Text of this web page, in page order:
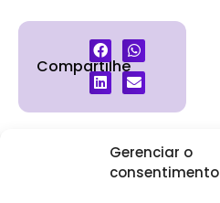
Gerenciar o
consentimento
Compartilhe
InstitucionalClientes